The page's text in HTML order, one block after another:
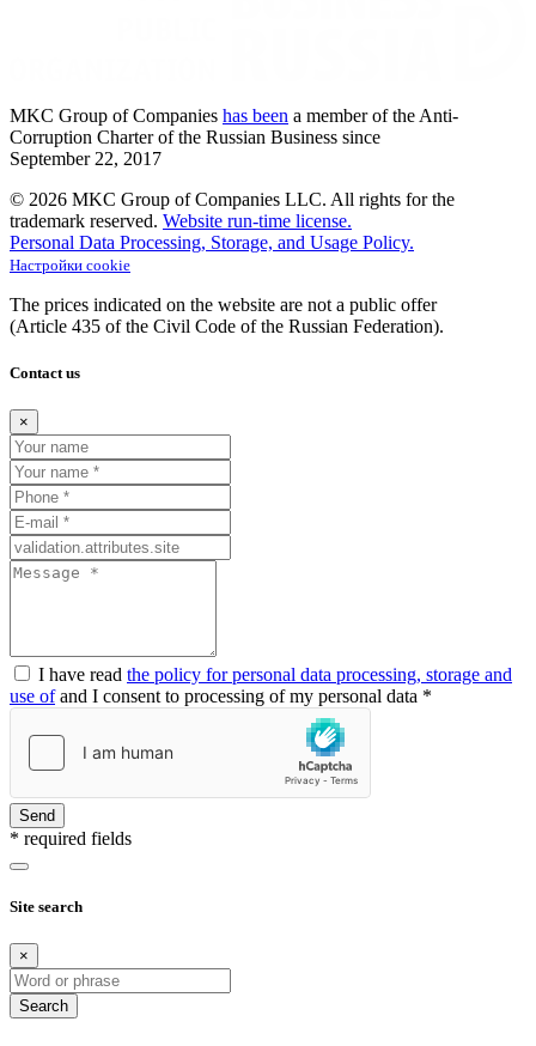
MKC Group of Companies has been a member of the Anti-
Corruption Charter of the Russian Business since
September 22, 2017
© 2026 MKC Group of Companies LLC. All rights for the
trademark reserved. Website run-time license.
Personal Data Processing, Storage, and Usage Policy.
Настройки cookie
The prices indicated on the website are not a public offer
(Article 435 of the Civil Code of the Russian Federation).
Contact us
×
I have read the policy for personal data processing, storage and
use ofand I consent to processing of my personal data *
Send
* required fields
Site search
×
Search